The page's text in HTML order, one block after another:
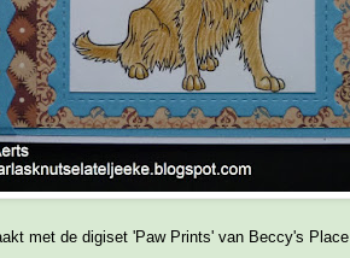
met de digiset 'Paw Prints' van Beccy's Place